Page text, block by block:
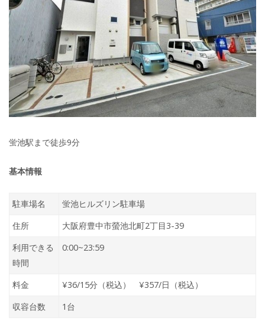
蛍池駅まで徒歩9分
基本情報
駐車場名
蛍池ヒルズリン駐車場
住所
大阪府豊中市螢池北町2丁目3-39
利用できる
時間
0:00~23:59
料金
¥36/15分（税込） ¥357/日（税込）
収容台数
1台